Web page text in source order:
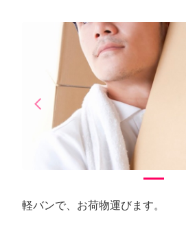
arrow_back_iosPrevious
軽バンで、お荷物運びます。